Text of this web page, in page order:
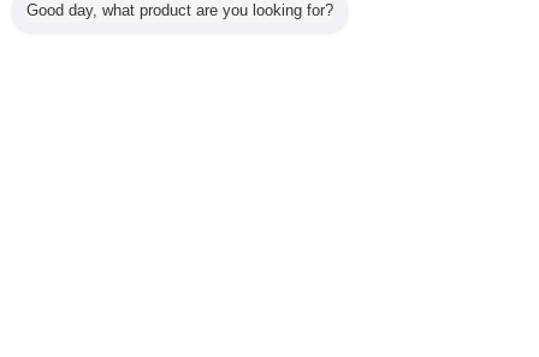
ผลิตภัณฑ์ทั้งหมด
Good day, what product are you looking for?